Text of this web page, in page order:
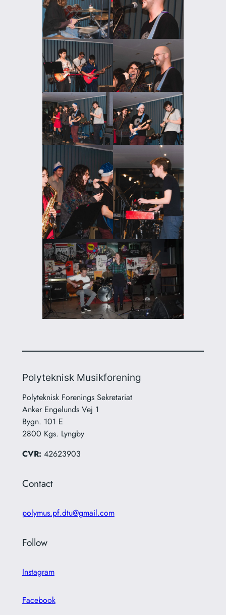
Polyteknisk Musikforening
Polyteknisk Forenings Sekretariat
Anker Engelunds Vej 1
Bygn. 101 E
2800 Kgs. Lyngby
CVR: 42623903
Contact
polymus.pf.dtu@gmail.com
Follow
Instagram
Facebook